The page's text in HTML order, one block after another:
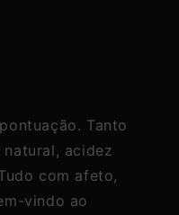
Tanto
acidez
com afeto,
vindo ao